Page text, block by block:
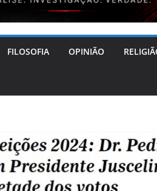
FILOSOFIA OPINIÃO